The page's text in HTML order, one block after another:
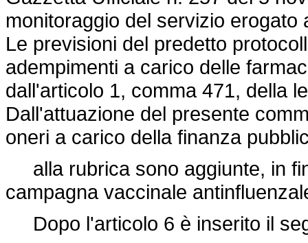
monitoraggio del servizio
Le previsioni del predetto
adempimenti a carico delle
dall'articolo 1, comma 471, della
Dall'attuazione del presente
oneri a carico della finanza
alla rubrica sono aggiunte, in
campagna vaccinale
Dopo l'articolo 6 è inserito il